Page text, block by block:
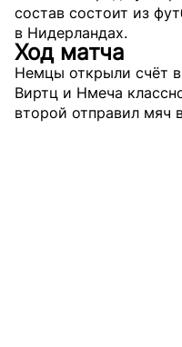
состав состоит из
в Нидерландах.
Ход матча
Немцы открыли счёт
Виртц и Нмеча
второй отправил мяч